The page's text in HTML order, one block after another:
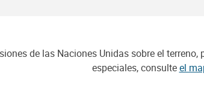
de las Naciones Unidas sobre el
especiales, consulteel